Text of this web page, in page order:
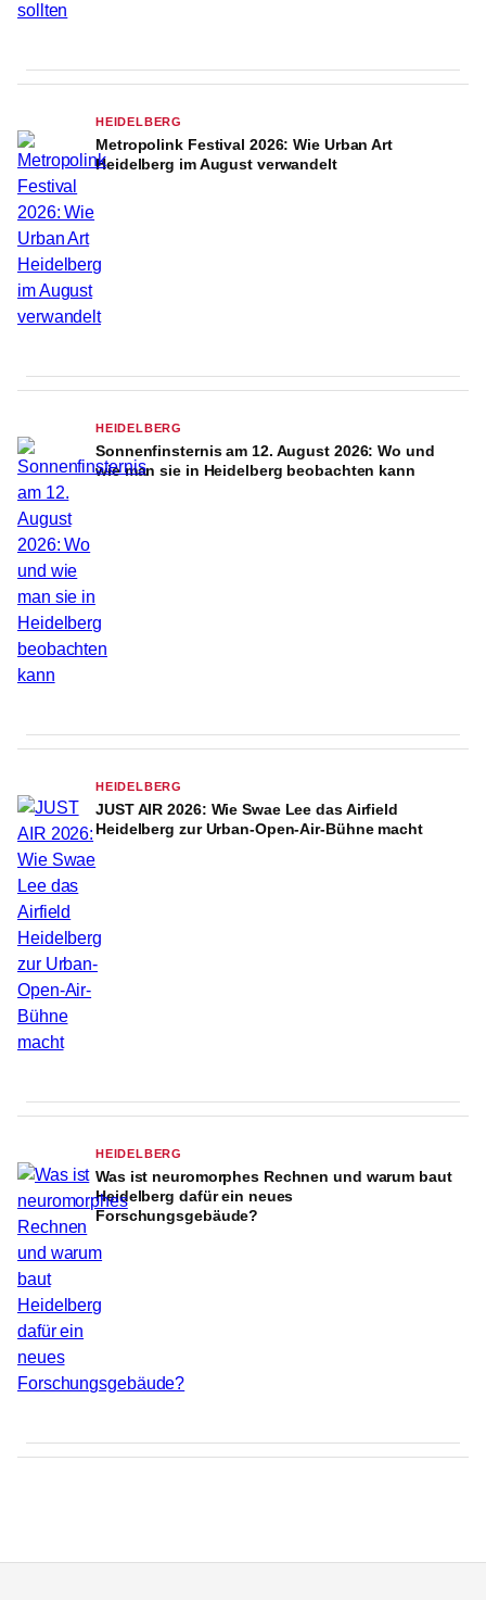
HEIDELBERG
Metropolink Festival 2026: Wie Urban Art
Heidelberg im August verwandelt
HEIDELBERG
Sonnenfinsternis am 12. August 2026: Wo und
wie man sie in Heidelberg beobachten kann
HEIDELBERG
JUST AIR 2026: Wie Swae Lee das Airfield
Heidelberg zur Urban-Open-Air-Bühne macht
HEIDELBERG
Was ist neuromorphes Rechnen und warum baut
Heidelberg dafür ein neues
Forschungsgebäude?